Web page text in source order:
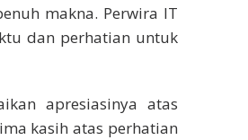
makna. Perwira IT
dan perhatian untuk
apresiasinya atas
kasih atas perhatian